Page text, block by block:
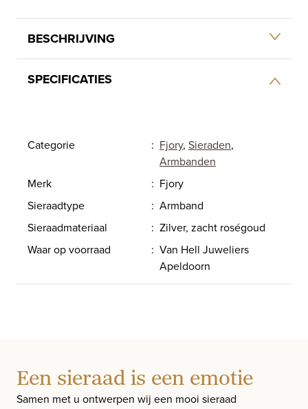
BESCHRIJVING
SPECIFICATIES
Categorie : Fjory, Sieraden,
Armbanden
Merk
: Fjory
Sieraadtype
: Armband
Sieraadmateriaal
: Zilver, zacht roségoud
Waar op voorraad
: Van Hell Juweliers
Apeldoorn
Een sieraad is een emotie
Samen met u ontwerpen wij een mooi sieraad